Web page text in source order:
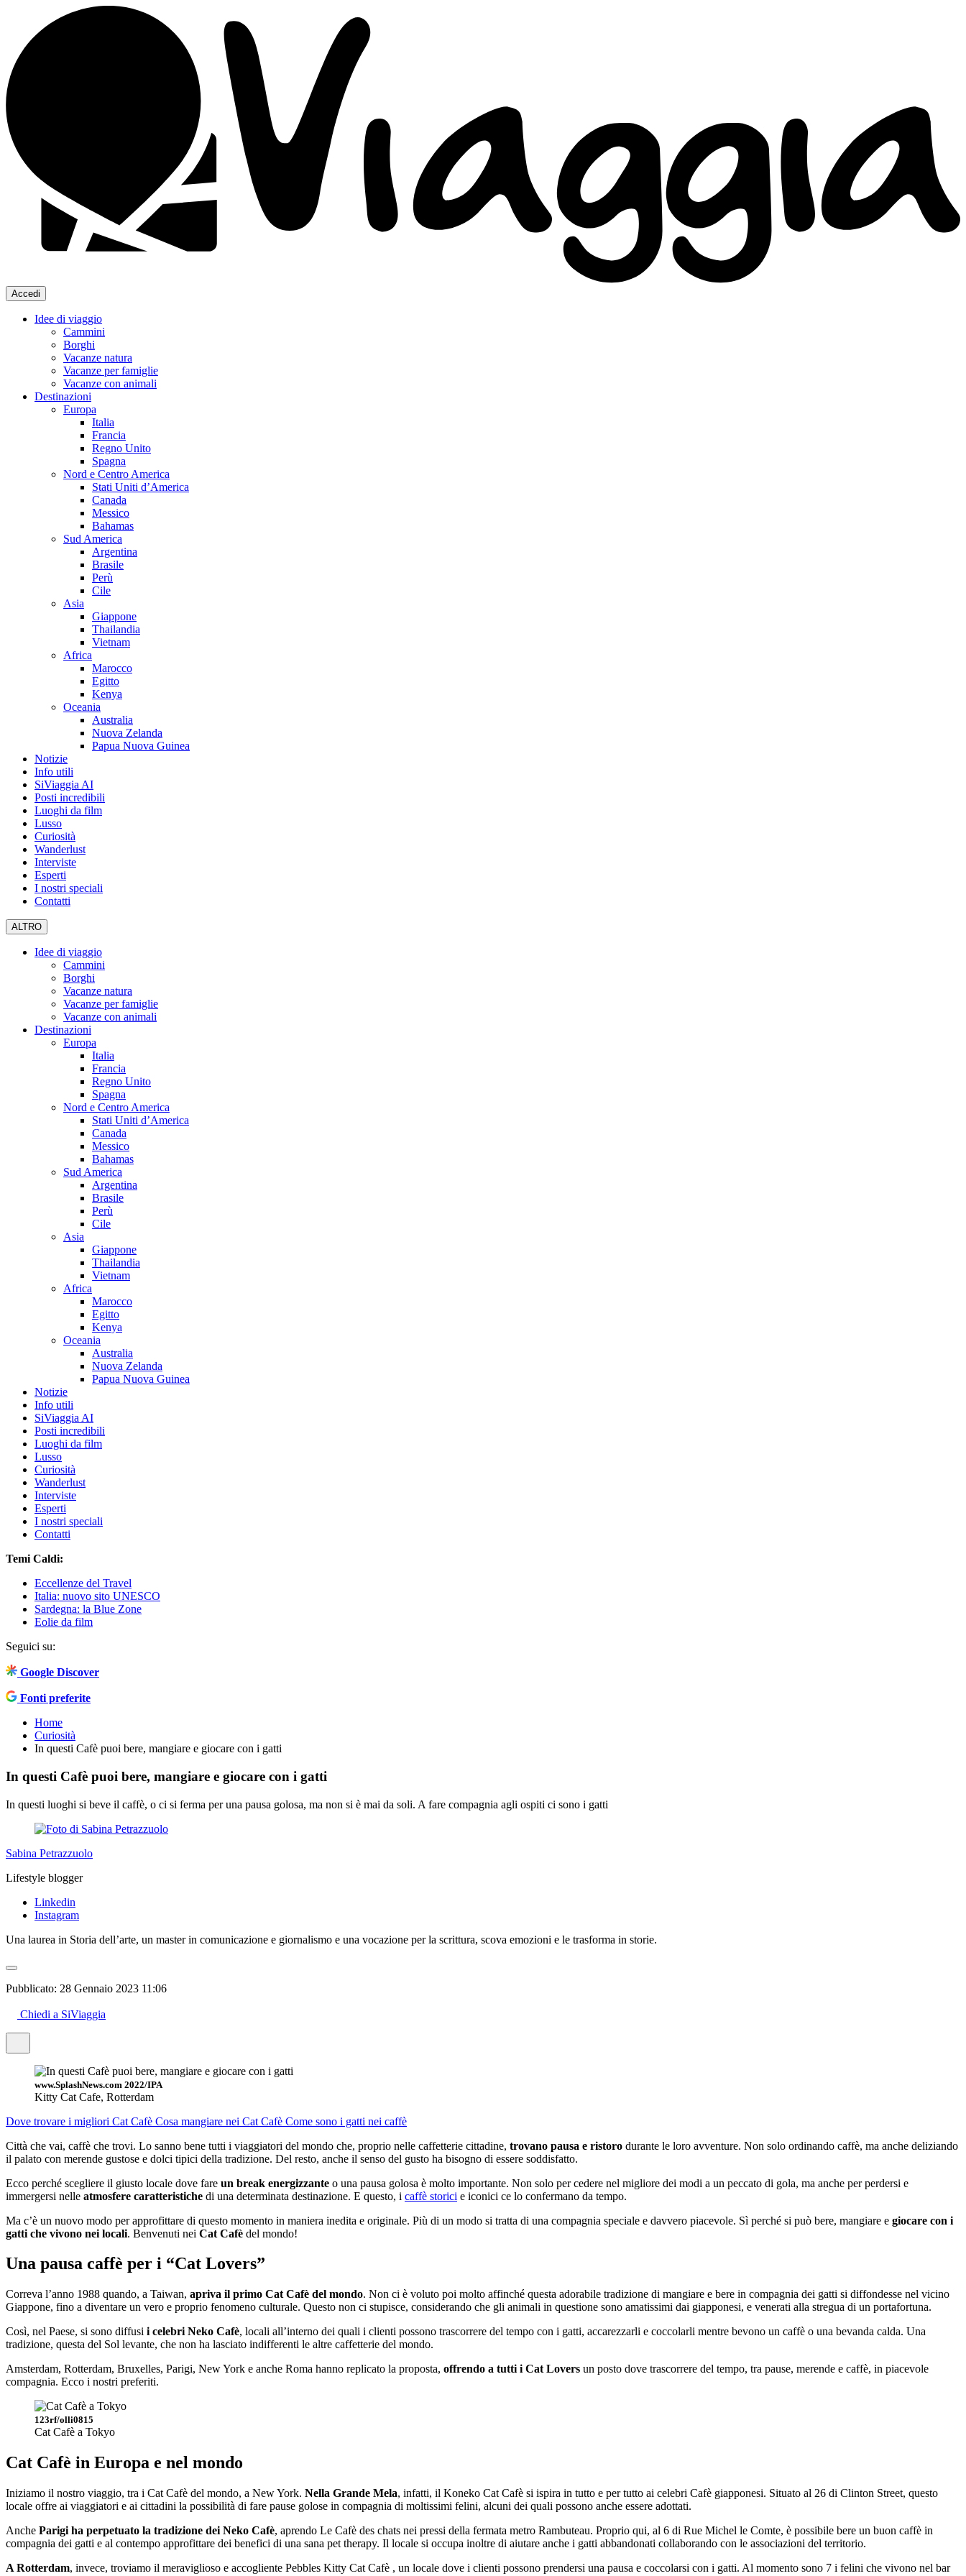
Accedi
Idee di viaggio
Cammini
Borghi
Vacanze natura
Vacanze per famiglie
Vacanze con animali
Destinazioni
Europa
Italia
Francia
Regno Unito
Spagna
Nord e Centro America
Stati Uniti d’America
Canada
Messico
Bahamas
Sud America
Argentina
Brasile
Perù
Cile
Asia
Giappone
Thailandia
Vietnam
Africa
Marocco
Egitto
Kenya
Oceania
Australia
Nuova Zelanda
Papua Nuova Guinea
Notizie
Info utili
SiViaggia AI
Posti incredibili
Luoghi da film
Lusso
Curiosità
Wanderlust
Interviste
Esperti
I nostri speciali
Contatti
ALTRO
Idee di viaggio
Cammini
Borghi
Vacanze natura
Vacanze per famiglie
Vacanze con animali
Destinazioni
Europa
Italia
Francia
Regno Unito
Spagna
Nord e Centro America
Stati Uniti d’America
Canada
Messico
Bahamas
Sud America
Argentina
Brasile
Perù
Cile
Asia
Giappone
Thailandia
Vietnam
Africa
Marocco
Egitto
Kenya
Oceania
Australia
Nuova Zelanda
Papua Nuova Guinea
Notizie
Info utili
SiViaggia AI
Posti incredibili
Luoghi da film
Lusso
Curiosità
Wanderlust
Interviste
Esperti
I nostri speciali
Contatti
Temi Caldi:
Eccellenze del Travel
Italia: nuovo sito UNESCO
Sardegna: la Blue Zone
Eolie da film
Seguici su:
Google Discover
Fonti preferite
Home
Curiosità
In questi Cafè puoi bere, mangiare e giocare con i gatti
In questi Cafè puoi bere, mangiare e giocare con i gatti
In questi luoghi si beve il caffè, o ci si ferma per una pausa golosa, ma non si è mai da soli. A fare compagnia agli ospiti ci sono i gatti
Sabina Petrazzuolo
Lifestyle blogger
Linkedin
Instagram
Una laurea in Storia dell’arte, un master in comunicazione e giornalismo e una vocazione per la scrittura, scova emozioni e le trasforma in storie.
Pubblicato: 28 Gennaio 2023 11:06
Chiedi a SiViaggia
www.SplashNews.com 2022/IPA
Kitty Cat Cafe, Rotterdam
Dove trovare i migliori Cat Cafè Cosa mangiare nei Cat Cafè Come sono i gatti nei caffè
Città che vai, caffè che trovi. Lo sanno bene tutti i viaggiatori del mondo che, proprio nelle caffetterie cittadine, trovano pausa e ristoro durante le loro avventure. Non solo ordinando caffè, ma anche deliziando
il palato con merende gustose e dolci tipici della tradizione. Del resto, anche il senso del gusto ha bisogno di essere soddisfatto.
Ecco perché scegliere il giusto locale dove fare un break energizzante o una pausa golosa è molto importante. Non solo per cedere nel migliore dei modi a un peccato di gola, ma anche per perdersi e
immergersi nelle atmosfere caratteristiche di una determinata destinazione. E questo, i caffè storici e iconici ce lo confermano da tempo.
Ma c’è un nuovo modo per approfittare di questo momento in maniera inedita e originale. Più di un modo si tratta di una compagnia speciale e davvero piacevole. Sì perché si può bere, mangiare e giocare con i
gatti che vivono nei locali. Benvenuti nei Cat Cafè del mondo!
Una pausa caffè per i “Cat Lovers”
Correva l’anno 1988 quando, a Taiwan, apriva il primo Cat Cafè del mondo. Non ci è voluto poi molto affinché questa adorabile tradizione di mangiare e bere in compagnia dei gatti si diffondesse nel vicino
Giappone, fino a diventare un vero e proprio fenomeno culturale. Questo non ci stupisce, considerando che gli animali in questione sono amatissimi dai giapponesi, e venerati alla stregua di un portafortuna.
Così, nel Paese, si sono diffusi i celebri Neko Cafè, locali all’interno dei quali i clienti possono trascorrere del tempo con i gatti, accarezzarli e coccolarli mentre bevono un caffè o una bevanda calda. Una
tradizione, questa del Sol levante, che non ha lasciato indifferenti le altre caffetterie del mondo.
Amsterdam, Rotterdam, Bruxelles, Parigi, New York e anche Roma hanno replicato la proposta, offrendo a tutti i Cat Lovers un posto dove trascorrere del tempo, tra pause, merende e caffè, in piacevole
compagnia. Ecco i nostri preferiti.
123rf/olli0815
Cat Cafè a Tokyo
Cat Cafè in Europa e nel mondo
Iniziamo il nostro viaggio, tra i Cat Cafè del mondo, a New York. Nella Grande Mela, infatti, il Koneko Cat Cafè si ispira in tutto e per tutto ai celebri Cafè giapponesi. Situato al 26 di Clinton Street, questo
locale offre ai viaggiatori e ai cittadini la possibilità di fare pause golose in compagnia di moltissimi felini, alcuni dei quali possono anche essere adottati.
Anche Parigi ha perpetuato la tradizione dei Neko Cafè, aprendo Le Cafè des chats nei pressi della fermata metro Rambuteau. Proprio qui, al 6 di Rue Michel le Comte, è possibile bere un buon caffè in
compagnia dei gatti e al contempo approfittare dei benefici di una sana pet therapy. Il locale si occupa inoltre di aiutare anche i gatti abbandonati collaborando con le associazioni del territorio.
A Rotterdam, invece, troviamo il meraviglioso e accogliente Pebbles Kitty Cat Cafè , un locale dove i clienti possono prendersi una pausa e coccolarsi con i gatti. Al momento sono 7 i felini che vivono nel bar